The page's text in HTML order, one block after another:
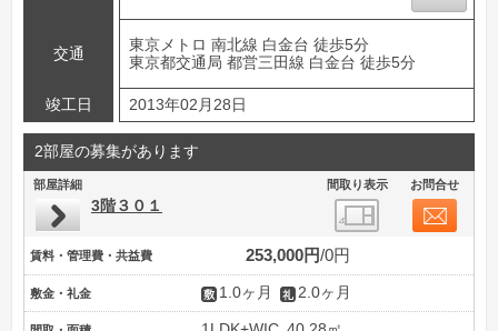
交通
東京メトロ 南北線 白金台 徒歩5分
東京都交通局 都営三田線 白金台 徒歩5分
竣工日 2013年02月28日
2部屋の募集があります
部屋詳細 間取り表示 お問合せ
3階３０１
賃料・管理費・共益費 253,000円 0円
敷金・礼金 1.0ヶ月 2.0ヶ月